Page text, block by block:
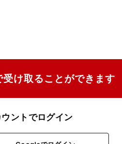
け取ることができます
ントでログイン